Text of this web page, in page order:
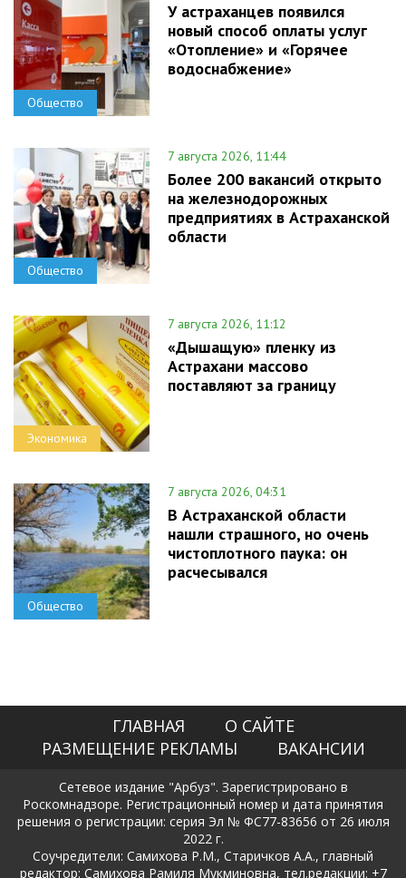
Общество
У астраханцев появился
новый способ оплаты услуг
«Отопление» и «Горячее
водоснабжение»
Общество
7 августа 2026, 11:44
Более 200 вакансий открыто
на железнодорожных
предприятиях в Астраханской
области
Экономика
7 августа 2026, 11:12
«Дышащую» пленку из
Астрахани массово
поставляют за границу
Общество
7 августа 2026, 04:31
В Астраханской области
нашли страшного, но очень
чистоплотного паука: он
расчесывался
ГЛАВНАЯ
О САЙТЕ
РАЗМЕЩЕНИЕ РЕКЛАМЫ
ВАКАНСИИ
Сетевое издание "Арбуз". Зарегистрировано в
Роскомнадзоре. Регистрационный номер и дата принятия
решения о регистрации: серия Эл № ФС77-83656 от 26 июля
2022 г.
Соучредители: Самихова Р.М., Старичков А.А., главный
редактор: Самихова Рамиля Мукминовна, тел.редакции: +7